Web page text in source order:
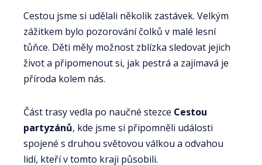
Cestou jsme si udělali několik zastávek. Velkým
zážitkem bylo pozorování čolků v malé lesní
tůňce. Děti měly možnost zblízka sledovat jejich
život a připomenout si, jak pestrá a zajímavá je
příroda kolem nás.
Část trasy vedla po naučné stezce Cestou
partyzánů, kde jsme si připomněli události
spojené s druhou světovou válkou a odvahou
lidí, kteří v tomto kraji působili.